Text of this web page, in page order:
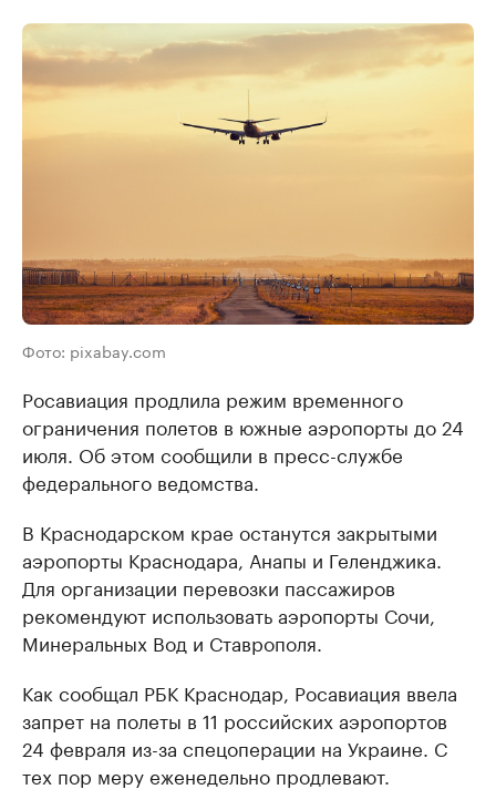
Фото: pixabay.com
Росавиация продлила режим временного
ограничения полетов в южные аэропорты до 24
июля. Об этом сообщили в пресс-службе
федерального ведомства.
В Краснодарском крае останутся закрытыми
аэропорты Краснодара, Анапы и Геленджика.
Для организации перевозки пассажиров
рекомендуют использовать аэропорты Сочи,
Минеральных Вод и Ставрополя.
Как сообщал РБК Краснодар, Росавиация ввела
запрет на полеты в 11 российских аэропортов
24 февраля из-за спецоперации на Украине. С
тех пор меру еженедельно продлевают.